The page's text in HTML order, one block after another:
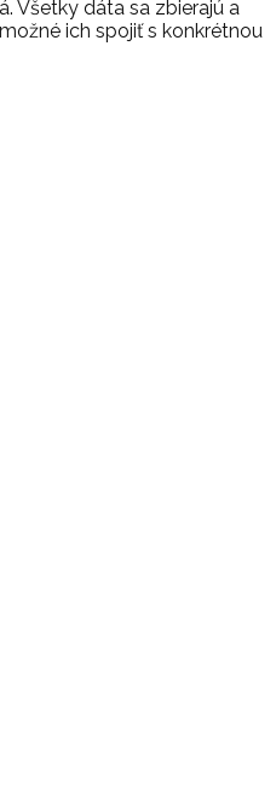
Všetky dáta sa zbierajú a
ich spojiť s konkrétnou